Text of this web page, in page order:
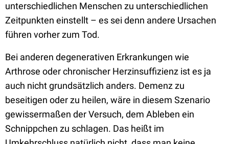
unterschiedlichen Menschen zu unterschiedlichen
Zeitpunkten einstellt – es sei denn andere Ursachen
führen vorher zum Tod.
Bei anderen degenerativen Erkrankungen wie
Arthrose oder chronischer Herzinsuffizienz ist es ja
auch nicht grundsätzlich anders. Demenz zu
beseitigen oder zu heilen, wäre in diesem Szenario
gewissermaßen der Versuch, dem Ableben ein
Schnippchen zu schlagen. Das heißt im